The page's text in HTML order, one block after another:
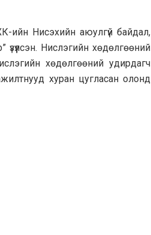
ийн Нисэхийн аюулгүй байдал,
үзүүлсэн. Нислэгийн хөдөлгөөний
хөдөлгөөний удирдагч
хуран цугласан олонд